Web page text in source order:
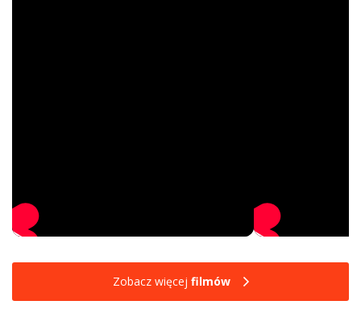
Zobacz więcej filmów